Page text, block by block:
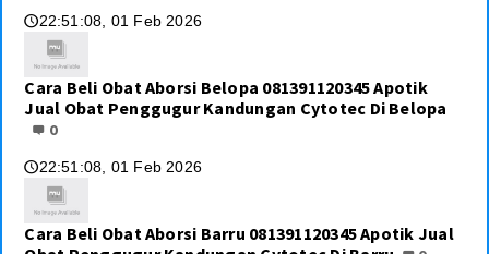
🕔22:51:08, 01 Feb 2026
Cara Beli Obat Aborsi Belopa 081391120345 Apotik
Jual Obat Penggugur Kandungan Cytotec Di Belopa
0
🕔22:51:08, 01 Feb 2026
Cara Beli Obat Aborsi Barru 081391120345 Apotik Jual